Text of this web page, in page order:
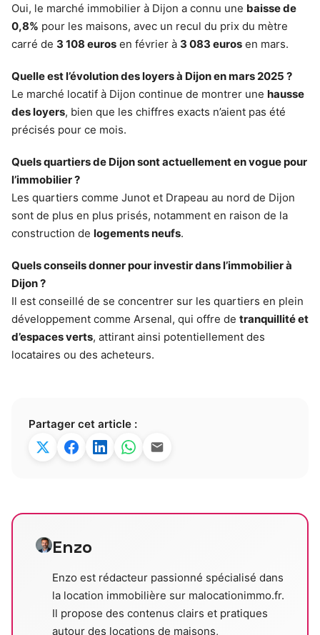
Oui, le marché immobilier à Dijon a connu une baisse de
0,8% pour les maisons, avec un recul du prix du mètre
carré de 3 108 euros en février à 3 083 euros en mars.
Quelle est l’évolution des loyers à Dijon en mars 2025 ?
Le marché locatif à Dijon continue de montrer une hausse
des loyers, bien que les chiffres exacts n’aient pas été
précisés pour ce mois.
Quels quartiers de Dijon sont actuellement en vogue pour
l’immobilier ?
Les quartiers comme Junot et Drapeau au nord de Dijon
sont de plus en plus prisés, notamment en raison de la
construction de logements neufs.
Quels conseils donner pour investir dans l’immobilier à
Dijon ?
Il est conseillé de se concentrer sur les quartiers en plein
développement comme Arsenal, qui offre de tranquillité et
d’espaces verts, attirant ainsi potentiellement des
locataires ou des acheteurs.
Partager cet article :
Enzo
Enzo est rédacteur passionné spécialisé dans
la location immobilière sur malocationimmo.fr.
Il propose des contenus clairs et pratiques
autour des locations de maisons,